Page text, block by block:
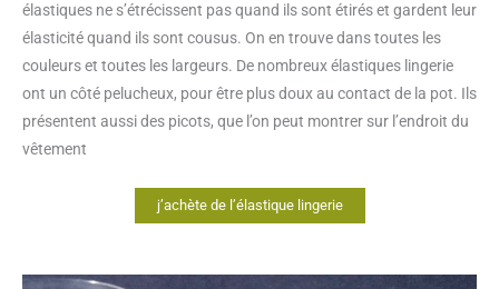
élastiques ne s’étrécissent pas quand ils sont étirés et gardent leur
élasticité quand ils sont cousus. On en trouve dans toutes les
couleurs et toutes les largeurs. De nombreux élastiques lingerie
ont un côté pelucheux, pour être plus doux au contact de la pot. Ils
présentent aussi des picots, que l’on peut montrer sur l’endroit du
vêtement
j’achète de l’élastique lingerie